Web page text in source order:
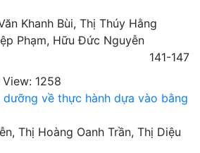
Khanh Bùi, Thị Thúy Hằng
Phạm, Hữu Đức Nguyễn
141-147
View: 1258
về thực hành dựa vào bằng
Thị Hoàng Oanh Trần, Thị Diệu